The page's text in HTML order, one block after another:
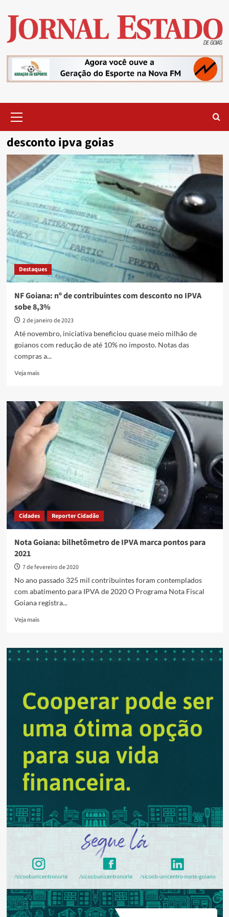
content
Menu
desconto ipva goias
Destaques
NF Goiana: nº de contribuintes com desconto no IPVA
sobe 8,3%
2 de janeiro de 2023
Até novembro, iniciativa beneficiou quase meio milhão de
goianos com redução de até 10% no imposto. Notas das
compras a...
Veja maisRead
NF
Goiana:
nº
de
contribuintes
com
desconto
no
IPVA
sobe
Cidades Reporter Cidadão
Nota Goiana: bilhetômetro de IPVA marca pontos para
2021
7 de fevereiro de 2020
No ano passado 325 mil contribuintes foram contemplados
com abatimento para IPVA de 2020 O Programa Nota Fiscal
Goiana registra...
Veja maisRead
Nota
Goiana:
marca
pontos
2021